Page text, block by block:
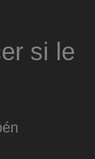
si le